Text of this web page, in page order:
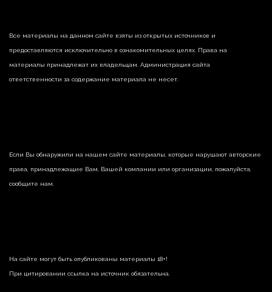
Все материалы на данном сайте взяты из открытых источников и
предоставляются исключительно в ознакомительных целях. Права на
материалы принадлежат их владельцам. Администрация сайта
ответственности за содержание материала не несет.
Если Вы обнаружили на нашем сайте материалы, которые нарушают авторские
права, принадлежащие Вам, Вашей компании или организации, пожалуйста,
сообщите нам.
На сайте могут быть опубликованы материалы 18+!
При цитировании ссылка на источник обязательна.